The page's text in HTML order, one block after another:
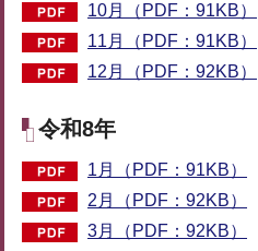
10月（PDF：91KB）
11月（PDF：91KB）
12月（PDF：92KB）
令和8年
1月（PDF：91KB）
2月（PDF：92KB）
3月（PDF：92KB）